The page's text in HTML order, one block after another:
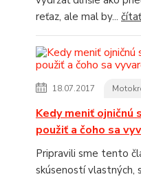
reťaz, ale mal by...
18.07.2017
Kedy meniť ojničnú
použiť a čoho sa
Pripravili sme tento
skúseností vlastných,